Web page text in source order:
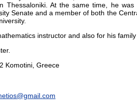
Thessaloniki. At the same time, he
Senate and a member of both the
instructor and also for his family
Komotini, Greece